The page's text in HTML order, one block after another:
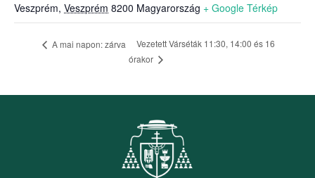
Veszprém, Veszprém 8200 Magyarország + Google Térkép
A mai napon: zárva
Vezetett Várséták 11:30, 14:00 és 16
órakor